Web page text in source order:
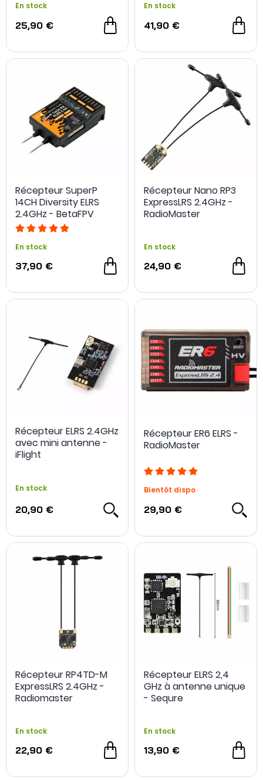
En stock
25,90 €
En stock
41,90 €
Récepteur SuperP
14CH Diversity ELRS
2.4GHz - BetaFPV
En stock
37,90 €
Récepteur Nano RP3
ExpressLRS 2.4GHz -
RadioMaster
En stock
24,90 €
Récepteur ELRS 2.4GHz
avec mini antenne -
iFlight
En stock
20,90 €
Récepteur ER6 ELRS -
RadioMaster
Bientôt dispo
29,90 €
Récepteur RP4TD-M
ExpressLRS 2.4GHz -
Radiomaster
En stock
22,90 €
Récepteur ELRS 2,4
GHz à antenne unique
- Sequre
En stock
13,90 €